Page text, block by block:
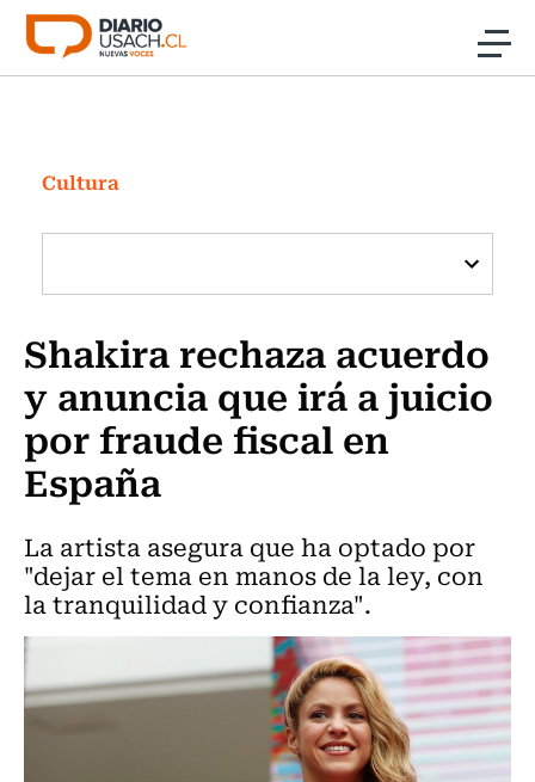
Click acá para ir directamente al contenido
Investigación
Cultura
Programas Radio y TV Usach
Cultura
Shakira rechaza acuerdo
y anuncia que irá a juicio
por fraude fiscal en
España
La artista asegura que ha optado por
"dejar el tema en manos de la ley, con
la tranquilidad y confianza".